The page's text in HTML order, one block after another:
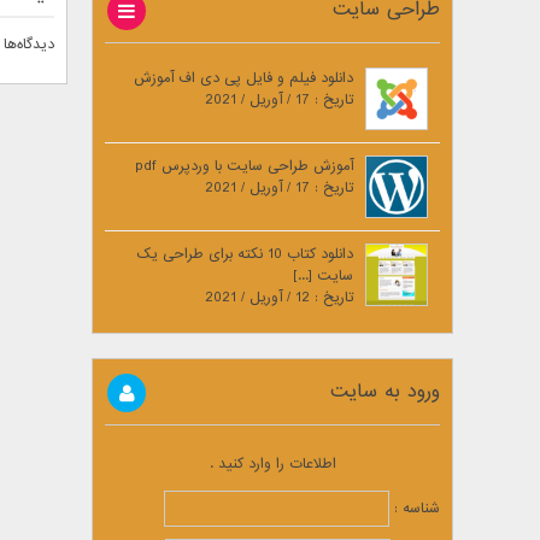
طراحی سایت
دانلود فیلم و فایل پی دی اف آموزش
تاریخ : 17 / آوریل / 2021
آموزش طراحی سایت با وردپرس pdf
تاریخ : 17 / آوریل / 2021
دانلود کتاب 10 نکته برای طراحی یک
سایت [...]
تاریخ : 12 / آوریل / 2021
ورود به سایت
اطلاعات را وارد کنید .
شناسه :